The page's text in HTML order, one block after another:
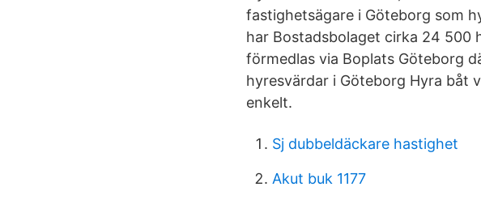
fastighetsägare i Göteborg som
har Bostadsbolaget cirka 24 500
förmedlas via Boplats Göteborg
hyresvärdar i Göteborg Hyra båt
enkelt.
Sj dubbeldäckare hastighet
Akut buk 1177